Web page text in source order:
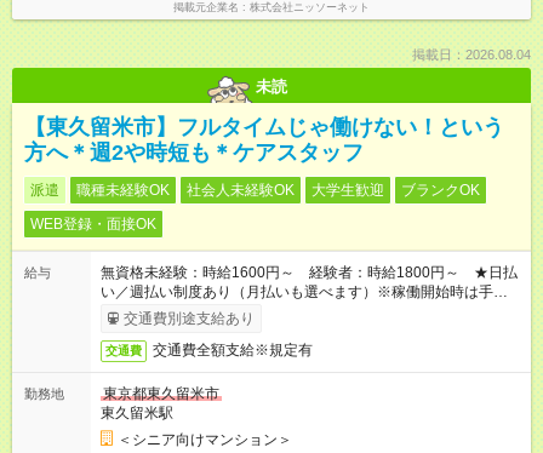
掲載元企業名 株式会社ニッソーネット
掲載日：2026.08.04
未読
【東久留米市】フルタイムじゃ働けない！という
方へ＊週2や時短も＊ケアスタッフ
派遣 職種未経験OK 社会人未経験OK 大学生歓迎
ブランクOK
WEB登録・面接OK
給与
無資格未経験：時給1600円～ 経験者：時給1800円～ ★日払
い／週払い制度あり（月払いも選べます）※稼働開始時は手続き
完了次第のお支払いとなります。
交通費別途支給あり
交通費 交通費全額支給※規定有
勤務地
東京都東久留米市
東久留米駅
＜シニア向けマンション＞